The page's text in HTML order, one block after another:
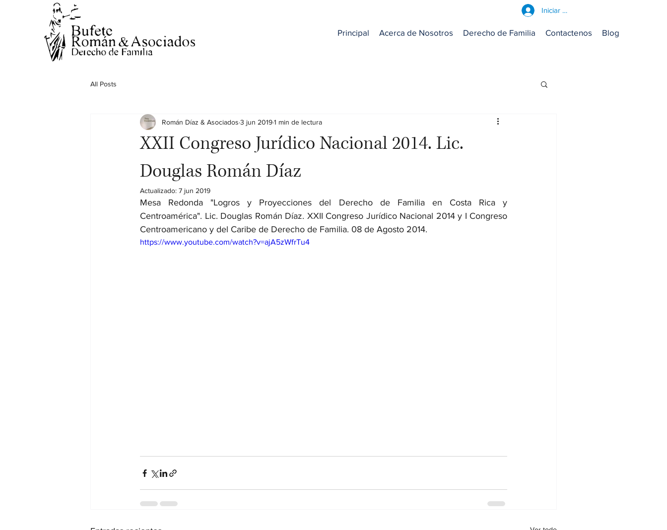
Principal Acerca de Nosotros Derecho de Familia Contactenos Blog
Iniciar sesión
All Posts
XXII Congreso Jurídico Nacional 2014. Lic.
Douglas Román Díaz
Román Díaz & Asociados 3 jun 20191 min de lectura
Actualizado: 7 jun 2019
Mesa Redonda "Logros y Proyecciones del Derecho de Familia en Costa Rica y
Centroamérica". Lic. Douglas Román Díaz. XXII Congreso Jurídico Nacional 2014 y I Congreso
Centroamericano y del Caribe de Derecho de Familia. 08 de Agosto 2014.
https://www.youtube.com/watch?v=ajA5zWfrTu4